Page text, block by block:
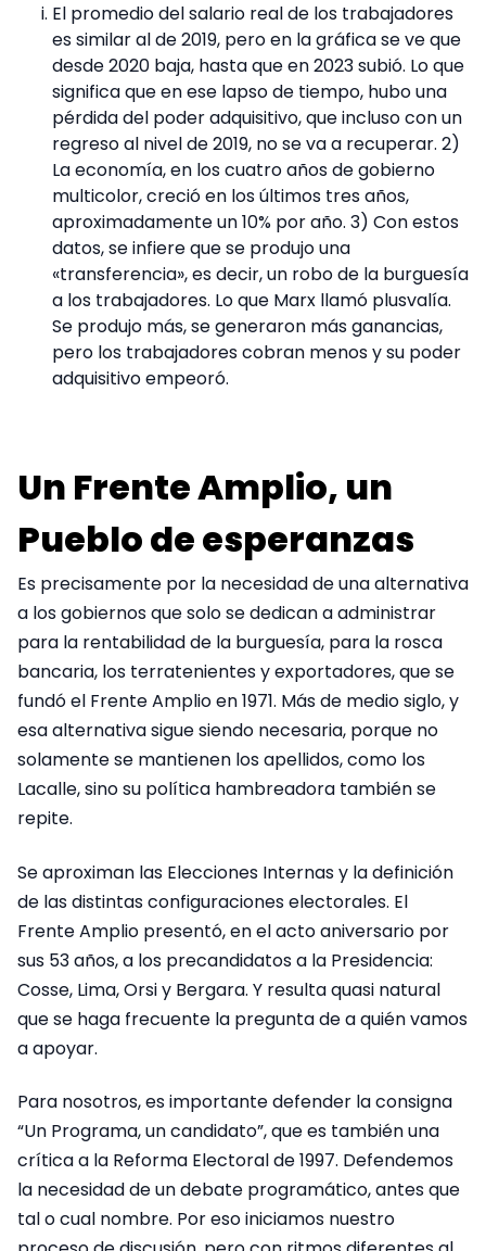
El promedio del salario real de los trabajadores
es similar al de 2019, pero en la gráfica se ve que
desde 2020 baja, hasta que en 2023 subió. Lo que
significa que en ese lapso de tiempo, hubo una
pérdida del poder adquisitivo, que incluso con un
regreso al nivel de 2019, no se va a recuperar. 2)
La economía, en los cuatro años de gobierno
multicolor, creció en los últimos tres años,
aproximadamente un 10% por año. 3) Con estos
datos, se infiere que se produjo una
«transferencia», es decir, un robo de la burguesía
a los trabajadores. Lo que Marx llamó plusvalía.
Se produjo más, se generaron más ganancias,
pero los trabajadores cobran menos y su poder
adquisitivo empeoró.
Un Frente Amplio, un
Pueblo de esperanzas
Es precisamente por la necesidad de una alternativa
a los gobiernos que solo se dedican a administrar
para la rentabilidad de la burguesía, para la rosca
bancaria, los terratenientes y exportadores, que se
fundó el Frente Amplio en 1971. Más de medio siglo, y
esa alternativa sigue siendo necesaria, porque no
solamente se mantienen los apellidos, como los
Lacalle, sino su política hambreadora también se
repite.
Se aproximan las Elecciones Internas y la definición
de las distintas configuraciones electorales. El
Frente Amplio presentó, en el acto aniversario por
sus 53 años, a los precandidatos a la Presidencia:
Cosse, Lima, Orsi y Bergara. Y resulta quasi natural
que se haga frecuente la pregunta de a quién vamos
a apoyar.
Para nosotros, es importante defender la consigna
“Un Programa, un candidato”, que es también una
crítica a la Reforma Electoral de 1997. Defendemos
la necesidad de un debate programático, antes que
tal o cual nombre. Por eso iniciamos nuestro